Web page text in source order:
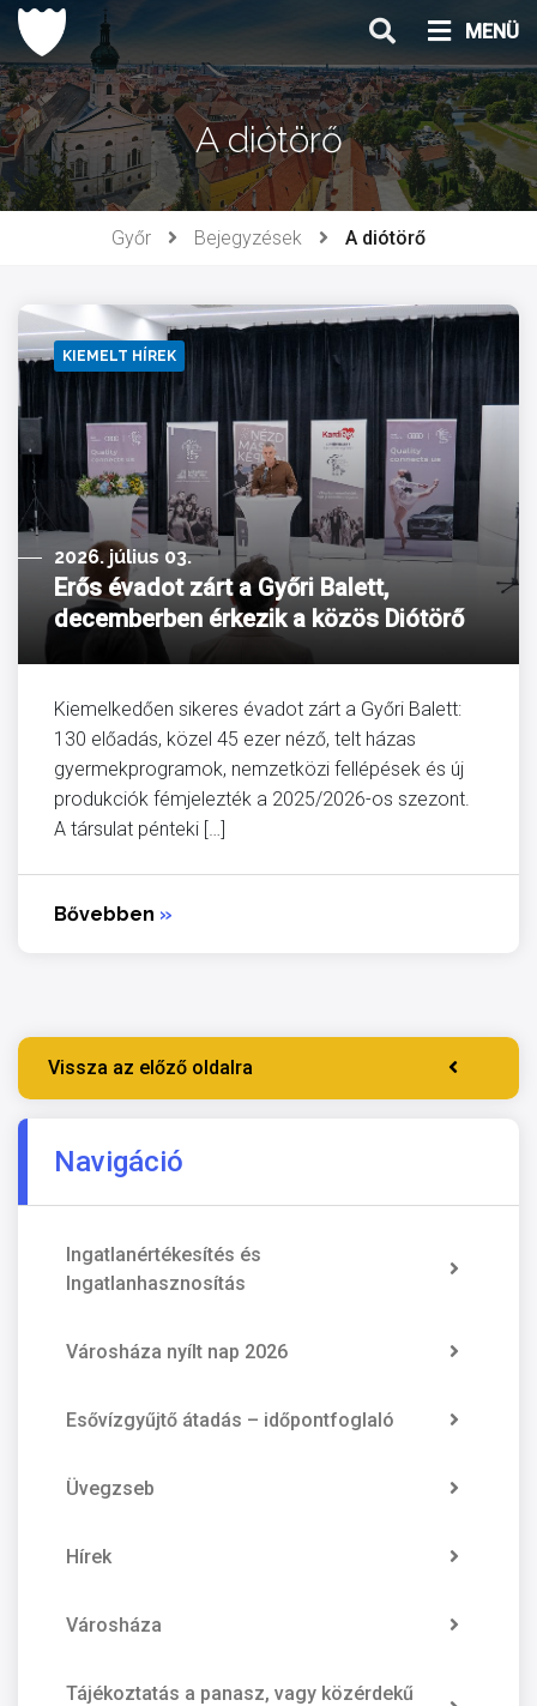
Ugrás
tartalomhoz
MENÜ
A diótörő
Győr Bejegyzések A diótörő
KIEMELT HÍREK
2026. július 03.
Erős évadot zárt a Győri Balett,
decemberben érkezik a közös Diótörő
Kiemelkedően sikeres évadot zárt a Győri Balett:
130 előadás, közel 45 ezer néző, telt házas
gyermekprogramok, nemzetközi fellépések és új
produkciók fémjelezték a 2025/2026-os szezont.
A társulat pénteki […]
Bővebben »
Vissza az előző oldalra
Navigáció
Ingatlanértékesítés és
Ingatlanhasznosítás
Városháza nyílt nap 2026
Esővízgyűjtő átadás – időpontfoglaló
Üvegzseb
Hírek
Városháza
Tájékoztatás a panasz, vagy közérdekű